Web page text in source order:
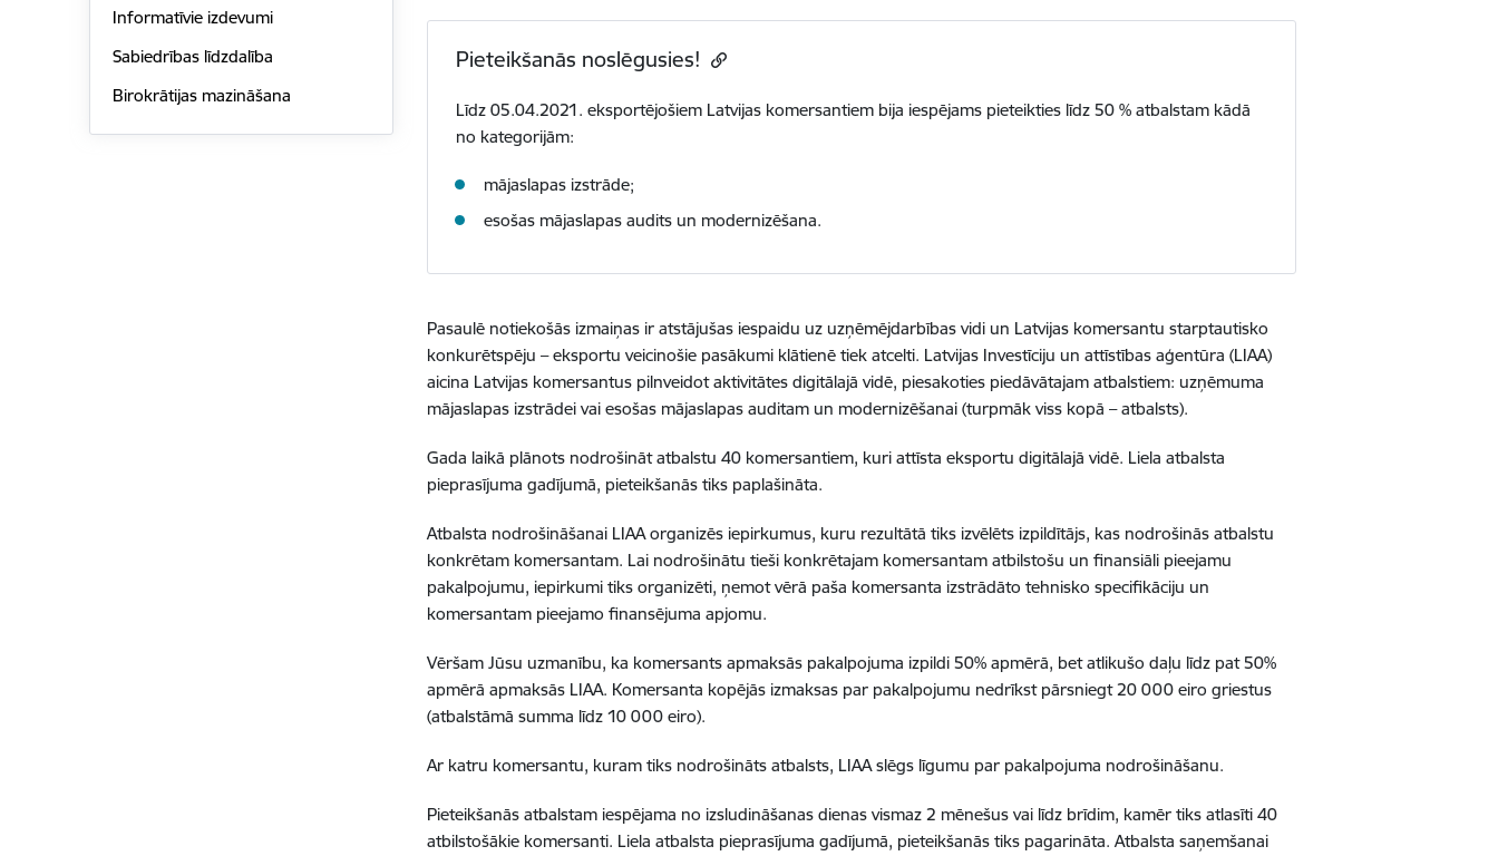
Informatīvie izdevumi
Sabiedrības līdzdalība
Birokrātijas mazināšana
Pieteikšanās noslēgusies!
Līdz 05.04.2021. eksportējošiem Latvijas komersantiem bija iespējams pieteikties līdz 50 % atbalstam kādā
no kategorijām:
mājaslapas izstrāde;
esošas mājaslapas audits un modernizēšana.
Pasaulē notiekošās izmaiņas ir atstājušas iespaidu uz uzņēmējdarbības vidi un Latvijas komersantu starptautisko
konkurētspēju – eksportu veicinošie pasākumi klātienē tiek atcelti. Latvijas Investīciju un attīstības aģentūra (LIAA)
aicina Latvijas komersantus pilnveidot aktivitātes digitālajā vidē, piesakoties piedāvātajam atbalstiem: uzņēmuma
mājaslapas izstrādei vai esošas mājaslapas auditam un modernizēšanai (turpmāk viss kopā – atbalsts).
Gada laikā plānots nodrošināt atbalstu 40 komersantiem, kuri attīsta eksportu digitālajā vidē. Liela atbalsta
pieprasījuma gadījumā, pieteikšanās tiks paplašināta.
Atbalsta nodrošināšanai LIAA organizēs iepirkumus, kuru rezultātā tiks izvēlēts izpildītājs, kas nodrošinās atbalstu
konkrētam komersantam. Lai nodrošinātu tieši konkrētajam komersantam atbilstošu un finansiāli pieejamu
pakalpojumu, iepirkumi tiks organizēti, ņemot vērā paša komersanta izstrādāto tehnisko specifikāciju un
komersantam pieejamo finansējuma apjomu.
Vēršam Jūsu uzmanību, ka komersants apmaksās pakalpojuma izpildi 50% apmērā, bet atlikušo daļu līdz pat 50%
apmērā apmaksās LIAA. Komersanta kopējās izmaksas par pakalpojumu nedrīkst pārsniegt 20 000 eiro griestus
(atbalstāmā summa līdz 10 000 eiro).
Ar katru komersantu, kuram tiks nodrošināts atbalsts, LIAA slēgs līgumu par pakalpojuma nodrošināšanu.
Pieteikšanās atbalstam iespējama no izsludināšanas dienas vismaz 2 mēnešus vai līdz brīdim, kamēr tiks atlasīti 40
atbilstošākie komersanti. Liela atbalsta pieprasījuma gadījumā, pieteikšanās tiks pagarināta. Atbalsta saņemšanai